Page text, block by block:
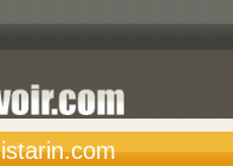
istarin.com